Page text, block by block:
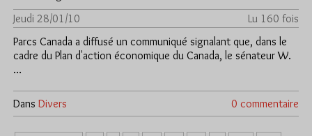
Jeudi 28/01/10
Lu 160 fois
Parcs Canada a diffusé un communiqué signalant que, dans le
cadre du Plan d'action économique du Canada, le sénateur W.
…
Dans Divers 0 commentaire